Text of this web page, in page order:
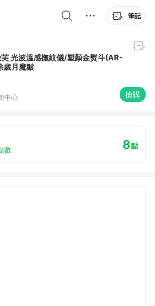
筆記
光波溫感撫紋儀/塑顏金熨斗(AR-
月魔皺
中心 搶購
數 8點